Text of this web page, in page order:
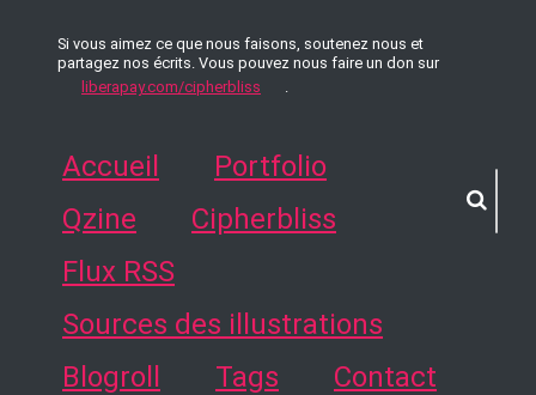
Si vous aimez ce que nous faisons, soutenez nous et
partagez nos écrits. Vous pouvez nous faire un don sur
liberapay.com/cipherbliss
Accueil
Portfolio
Qzine
Cipherbliss
Flux RSS
Sources des illustrations
Blogroll
Tags
Contact